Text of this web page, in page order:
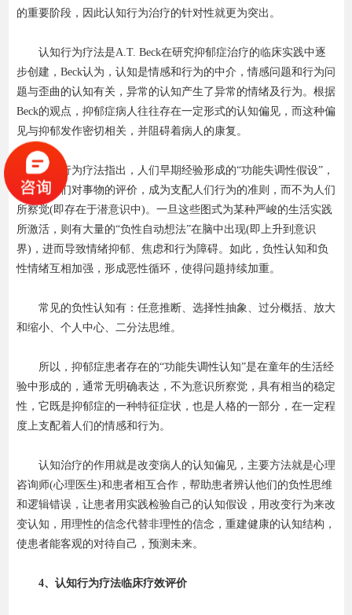
的重要阶段，因此认知行为治疗的针对性就更为突出。
认知行为疗法是A.T. Beck在研究抑郁症治疗的临床实践中逐
步创建，Beck认为，认知是情感和行为的中介，情感问题和行为问
题与歪曲的认知有关，异常的认知产生了异常的情绪及行为。根据
Beck的观点，抑郁症病人往往存在一定形式的认知偏见，而这种偏
见与抑郁发作密切相关，并阻碍着病人的康复。
认知行为疗法指出，人们早期经验形成的“功能失调性假设”，
决定着人们对事物的评价，成为支配人们行为的准则，而不为人们
所察觉(即存在于潜意识中)。一旦这些图式为某种严峻的生活实践
所激活，则有大量的“负性自动想法”在脑中出现(即上升到意识
界)，进而导致情绪抑郁、焦虑和行为障碍。如此，负性认知和负
性情绪互相加强，形成恶性循环，使得问题持续加重。
常见的负性认知有：任意推断、选择性抽象、过分概括、放大
和缩小、个人中心、二分法思维。
所以，抑郁症患者存在的“功能失调性认知”是在童年的生活经
验中形成的，通常无明确表达，不为意识所察觉，具有相当的稳定
性，它既是抑郁症的一种特征症状，也是人格的一部分，在一定程
度上支配着人们的情感和行为。
认知治疗的作用就是改变病人的认知偏见，主要方法就是心理
咨询师(心理医生)和患者相互合作，帮助患者辨认他们的负性思维
和逻辑错误，让患者用实践检验自己的认知假设，用改变行为来改
变认知，用理性的信念代替非理性的信念，重建健康的认知结构，
使患者能客观的对待自己，预测未来。
4、认知行为疗法临床疗效评价